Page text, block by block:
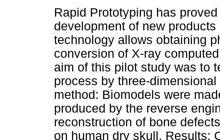
Rapid Prototyping has
development of new
technology allows obtaining
conversion of X-ray
aim of this pilot study was to
process by three-
method: Biomodels were
produced by the reverse
reconstruction of bone
on human dry skull. Results: